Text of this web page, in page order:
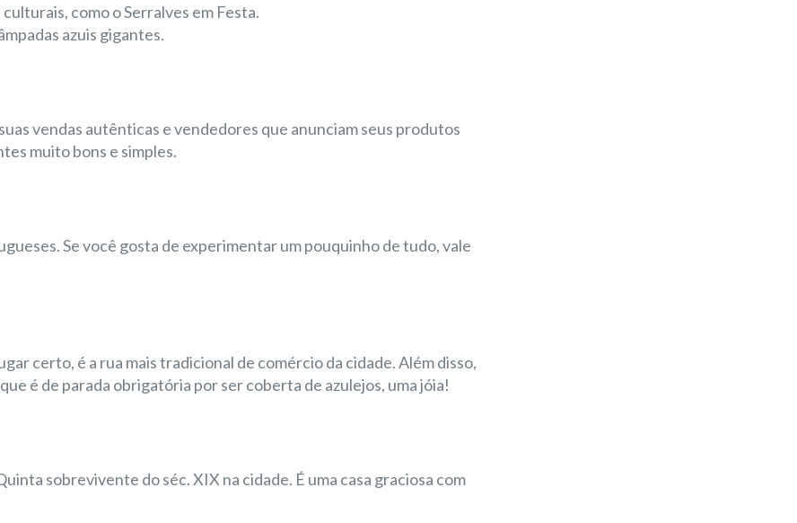
como o Serralves em Festa.
azuis gigantes.
vendas autênticas e vendedores que anunciam seus produtos
muito bons e simples.
Se você gosta de experimentar um pouquinho de tudo, vale
certo, é a rua mais tradicional de comércio da cidade. Além disso,
é de parada obrigatória por ser coberta de azulejos, uma jóia!
sobrevivente do séc. XIX na cidade. É uma casa graciosa com